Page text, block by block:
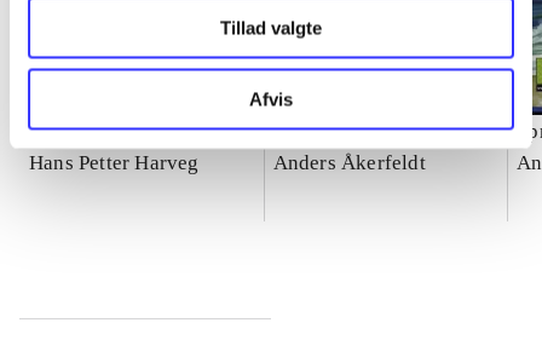
Tillad valgte
Afvis
Staldens hemmelighed
Hans Petter Harveg
Langs kysten
Anders Åkerfeldt